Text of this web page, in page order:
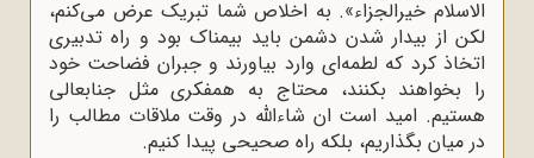
الاسلام خیرالجزاء». به اخلاص شما تبریک عرض می‌کنم،
لکن از بیدار شدن دشمن باید بیمناک بود و راه تدبیری
اتخاذ کرد که لطمه‌ای وارد بیاورند و جبران فضاحت خود
را بخواهند بکنند، محتاج به همفکری مثل جنابعالی
هستیم. امید است ان‌ شاءالله در وقت ملاقات مطالب را
در میان بگذاریم، بلکه راه صحیحی پیدا کنیم.